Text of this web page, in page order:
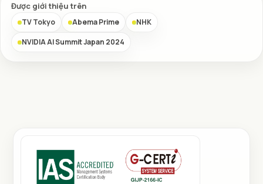
Được giới thiệu trên
TV Tokyo Abema Prime
NHK
NVIDIA AI Summit Japan 2024